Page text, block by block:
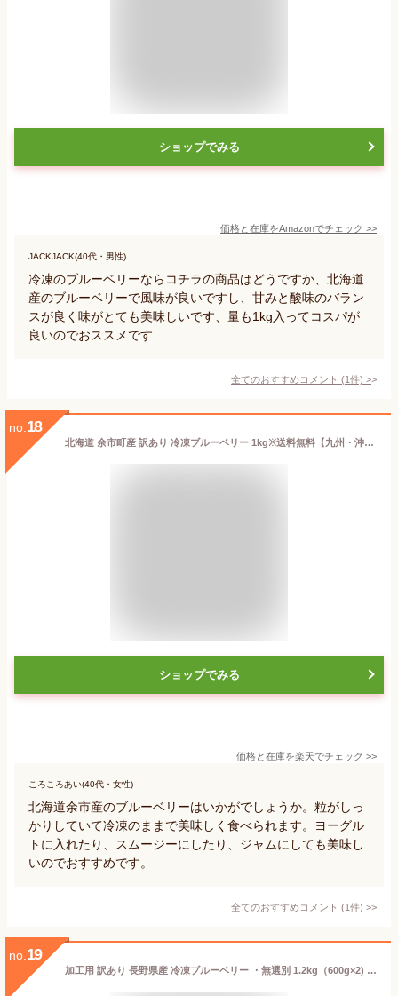
ショップでみる
価格と在庫をAmazonでチェック >>
JACKJACK(40代・男性)
冷凍のブルーベリーならコチラの商品はどうですか、北海道
産のブルーベリーで風味が良いですし、甘みと酸味のバラン
スが良く味がとても美味しいです、量も1kg入ってコスパが
良いのでおススメです
全てのおすすめコメント (1件) >
no. 18
北海道 余市町産 訳あり 冷凍ブルーベリー 1kg※送料無料【九州・沖縄を除く】ブルーベリー 送料無料 ブルーベリー 国産 ジャム スムージー ジュース アイスクリーム 北海道産 余市町 フルーツ 加工用 家庭用 業務用
ショップでみる
価格と在庫を楽天でチェック >>
ころころあい(40代・女性)
北海道余市産のブルーベリーはいかがでしょうか。粒がしっ
かりしていて冷凍のままで美味しく食べられます。ヨーグル
トに入れたり、スムージーにしたり、ジャムにしても美味し
いのでおすすめです。
全てのおすすめコメント (1件) >
no. 19
加工用 訳あり 長野県産 冷凍ブルーベリー ・無選別 1.2kg（600g×2) ジャム スムージー パンケーキ お菓子